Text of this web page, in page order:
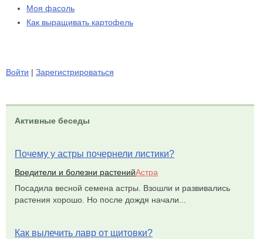
Моя фасоль
Как выращивать картофель
Войти | Зарегистрироваться
Активные беседы
Почему у астры почернели листики?
Вредители и болезни растенийАстра
Посадила весной семена астры. Взошли и развивались
растения хорошо. Но после дождя начали...
Как вылечить лавр от щитовки?